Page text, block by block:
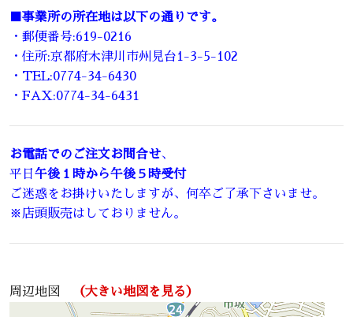
■事業所の所在地は以下の通りです。
・郵便番号:619-0216
・住所:京都府木津川市州見台1-3-5-102
・TEL:0774-34-6430
・FAX:0774-34-6431
お電話でのご注文お問合せ、
平日 午後１時から午後５時受付
ご迷惑をお掛けいたしますが、何卒ご了承下さいませ。
※店頭販売はしておりません。
周辺地図 （大きい地図を見る）